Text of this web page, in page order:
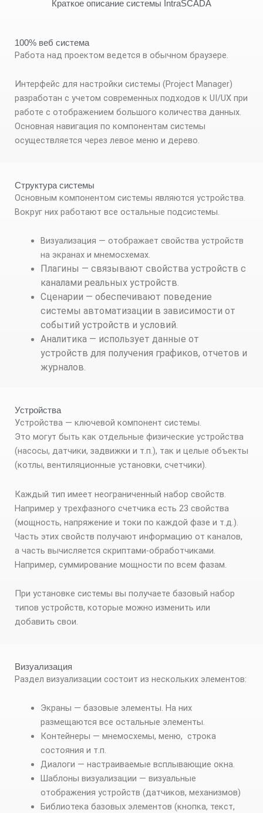
Краткое описание системы IntraSCADA
100% веб система
Работа над проектом ведется в обычном браузере.
Интерфейс для настройки системы (Project Manager)
разработан с учетом современных подходов к UI/UX при
работе с отображением большого количества данных.
Основная навигация по компонентам системы
осуществляется через левое меню и дерево.
Структура системы
Основным компонентом системы являются устройства.
Вокруг них работают все остальные подсистемы.
Визуализация — отображает свойства устройств
на экранах и мнемосхемах.
Плагины — связывают свойства устройств с
каналами реальных устройств.
Сценарии — обеспечивают поведение
системы автоматизации в зависимости от
событий устройств и условий.
Аналитика — использует данные от
устройств для получения графиков, отчетов и
журналов.
Устройства
Устройства — ключевой компонент системы.
Это могут быть как отдельные физические устройства
(насосы, датчики, задвижки и т.п.), так и целые объекты
(котлы, вентиляционные установки, счетчики).
Каждый тип имеет неограниченный набор свойств.
Например у трехфазного счетчика есть 23 свойства
(мощность, напряжение и токи по каждой фазе и т.д.).
Часть этих свойств получают информацию от каналов,
а часть вычисляется скриптами-обработчиками.
Например, суммирование мощности по всем фазам.
При установке системы вы получаете базовый набор
типов устройств, которые можно изменить или
добавить свои.
Визуализация
Раздел визуализации состоит из нескольких элементов:
Экраны — базовые элементы. На них
размещаются все остальные элементы.
Контейнеры — мнемосхемы, меню, строка
состояния и т.п.
Диалоги — настраиваемые всплывающие окна.
Шаблоны визуализации — визуальные
отображения устройств (датчиков, механизмов)
Библиотека базовых элементов (кнопка, текст,